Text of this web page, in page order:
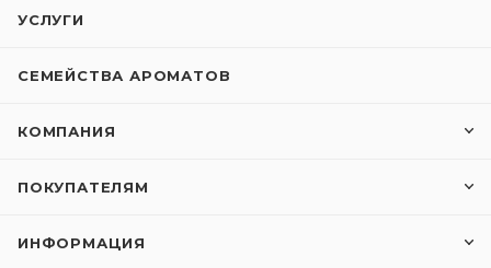
УСЛУГИ
СЕМЕЙСТВА АРОМАТОВ
КОМПАНИЯ
ПОКУПАТЕЛЯМ
ИНФОРМАЦИЯ